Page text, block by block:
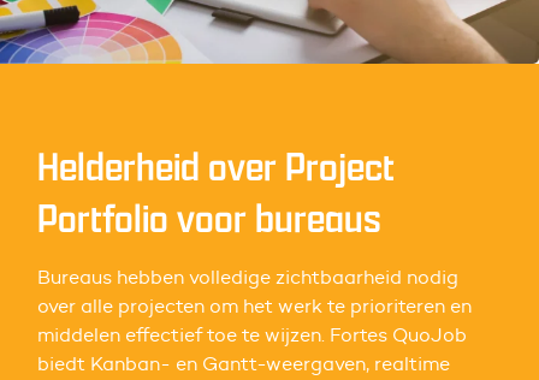
Helderheid over Project
Portfolio voor bureaus
Bureaus hebben volledige zichtbaarheid nodig
over alle projecten om het werk te prioriteren en
middelen effectief toe te wijzen. Fortes QuoJob
biedt Kanban- en Gantt-weergaven, realtime